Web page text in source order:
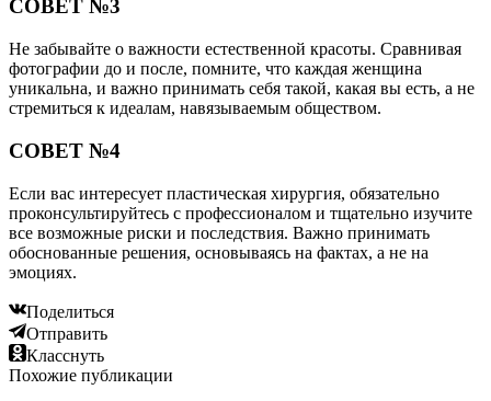
СОВЕТ №3
Не забывайте о важности естественной красоты. Сравнивая
фотографии до и после, помните, что каждая женщина
уникальна, и важно принимать себя такой, какая вы есть, а не
стремиться к идеалам, навязываемым обществом.
СОВЕТ №4
Если вас интересует пластическая хирургия, обязательно
проконсультируйтесь с профессионалом и тщательно изучите
все возможные риски и последствия. Важно принимать
обоснованные решения, основываясь на фактах, а не на
эмоциях.
Поделиться
Отправить
Класснуть
Похожие публикации